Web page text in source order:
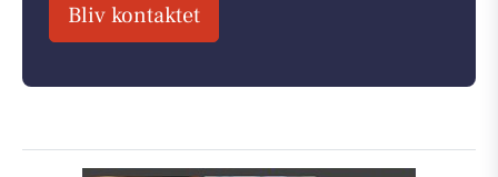
Bliv kontaktet